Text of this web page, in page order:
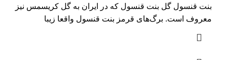
بنت قنسول گل بنت قنسول که در ایران به گل کریسمس نیز
معروف است. برگ‌های قرمز بنت قنسول واقعا زیبا